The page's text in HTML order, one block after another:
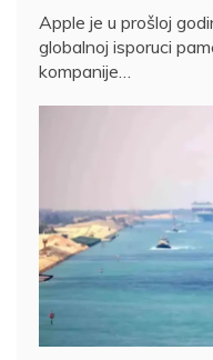
Apple je u prošloj
globalnoj isporuci
kompanije…